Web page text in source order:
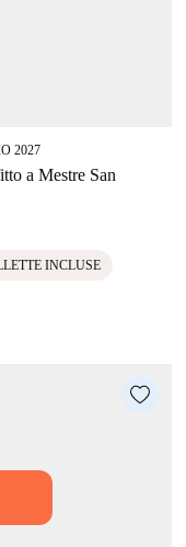
2027
a Mestre San
INCLUSE